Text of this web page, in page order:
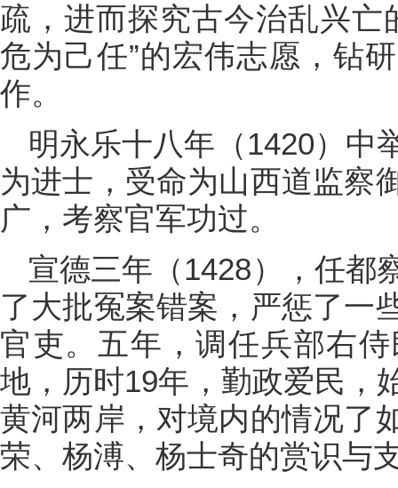
疏，进而探究古今治乱兴亡
危为己任”的宏伟志愿，钻
作。
明永乐十八年（1420）中
为进士，受命为山西道监察
广，考察官军功过。
宣德三年（1428），任都
了大批冤案错案，严惩了一
官吏。五年，调任兵部右
地，历时19年，勤政爱民，
黄河两岸，对境内的情况了
荣、杨溥、杨士奇的赏识与